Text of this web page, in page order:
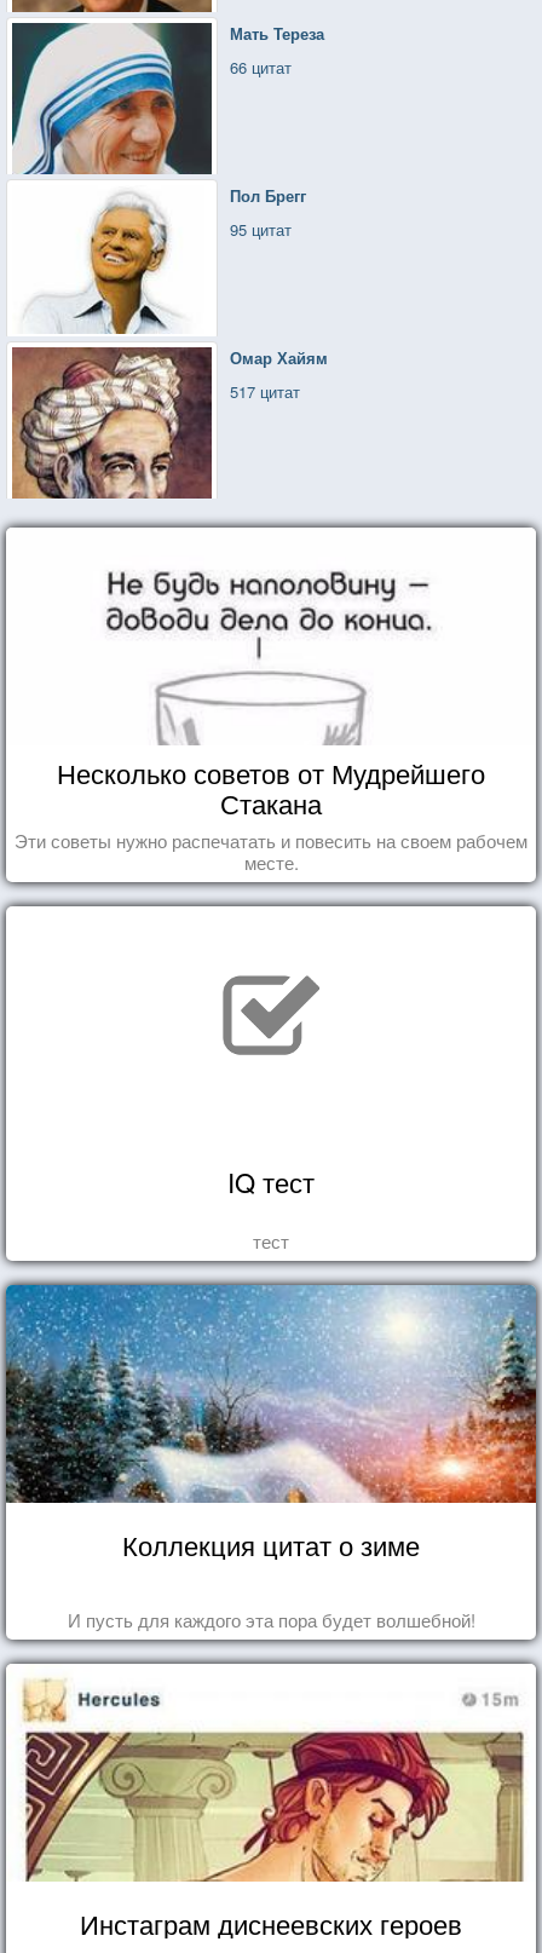
Мать Тереза
66 цитат
Пол Брегг
95 цитат
Омар Хайям
517 цитат
Несколько советов от Мудрейшего
Стакана
Эти советы нужно распечатать и повесить на своем рабочем
месте.
IQ тест
тест
Коллекция цитат о зиме
И пусть для каждого эта пора будет волшебной!
Инстаграм диснеевских героев